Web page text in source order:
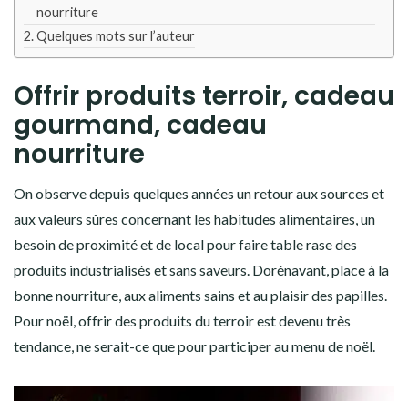
nourriture
Quelques mots sur l’auteur
Offrir produits terroir, cadeau
gourmand, cadeau
nourriture
On observe depuis quelques années un retour aux sources et
aux valeurs sûres concernant les habitudes alimentaires, un
besoin de proximité et de local pour faire table rase des
produits industrialisés et sans saveurs. Dorénavant, place à la
bonne nourriture, aux aliments sains et au plaisir des papilles.
Pour noël, offrir des produits du terroir est devenu très
tendance, ne serait-ce que pour participer au menu de noël.